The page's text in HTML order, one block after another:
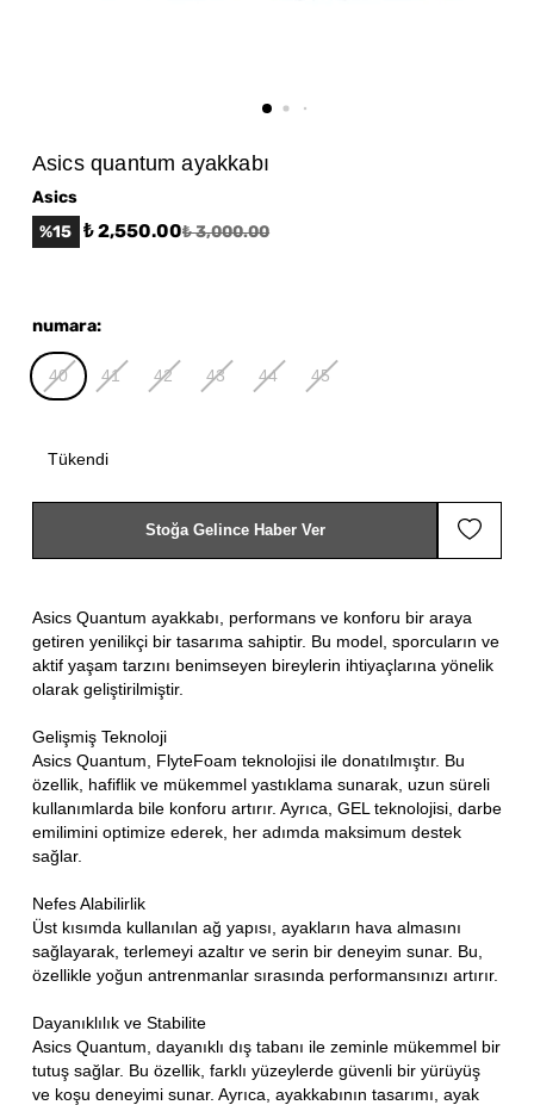
Asics quantum ayakkabı
Asics
%15 ₺ 2,550.00₺ 3,000.00
Asics Quantum ayakkabı, performans ve konforu bir araya
getiren yenilikçi bir tasarıma sahiptir. Bu model, sporcuların ve
aktif yaşam tarzını benimseyen bireylerin ihtiyaçlarına yönelik
olarak geliştirilmiştir.
Gelişmiş Teknoloji
Asics Quantum, FlyteFoam teknolojisi ile donatılmıştır. Bu
özellik, hafiflik ve mükemmel yastıklama sunarak, uzun süreli
kullanımlarda bile konforu artırır. Ayrıca, GEL teknolojisi, darbe
emilimini optimize ederek, her adımda maksimum destek
sağlar.
Nefes Alabilirlik
Üst kısımda kullanılan ağ yapısı, ayakların hava almasını
sağlayarak, terlemeyi azaltır ve serin bir deneyim sunar. Bu,
özellikle yoğun antrenmanlar sırasında performansınızı artırır.
Dayanıklılık ve Stabilite
Asics Quantum, dayanıklı dış tabanı ile zeminle mükemmel bir
tutuş sağlar. Bu özellik, farklı yüzeylerde güvenli bir yürüyüş
ve koşu deneyimi sunar. Ayrıca, ayakkabının tasarımı, ayak
numara:
40 41 42 43 44 45
Tükendi
Stoğa Gelince Haber Ver